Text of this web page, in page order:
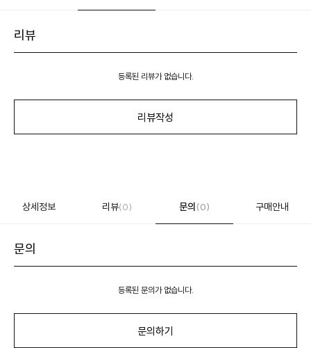
리뷰
등록된 리뷰가 없습니다.
리뷰작성
상세정보 리뷰(0) 문의(0) 구매안내
문의
등록된 문의가 없습니다.
문의하기